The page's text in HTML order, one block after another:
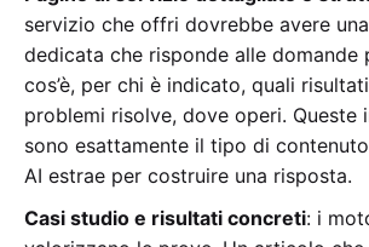
servizio che offri dovrebbe avere
dedicata che risponde alle domande
cos’è, per chi è indicato, quali
problemi risolve, dove operi. Queste
sono esattamente il tipo di
AI estrae per costruire una risposta.
Casi studio e risultati concreti: i